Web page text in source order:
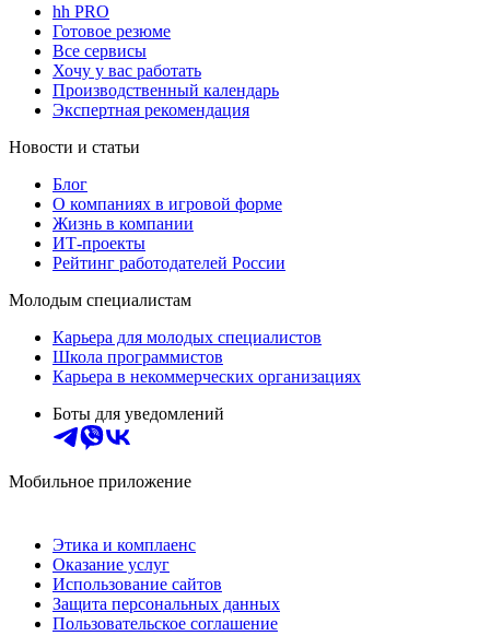
hh PRO
Готовое резюме
Все сервисы
Хочу у вас работать
Производственный календарь
Экспертная рекомендация
Новости и статьи
Блог
О компаниях в игровой форме
Жизнь в компании
ИТ-проекты
Рейтинг работодателей России
Молодым специалистам
Карьера для молодых специалистов
Школа программистов
Карьера в некоммерческих организациях
Боты для уведомлений
Мобильное приложение
Этика и комплаенс
Оказание услуг
Использование сайтов
Защита персональных данных
Пользовательское соглашение